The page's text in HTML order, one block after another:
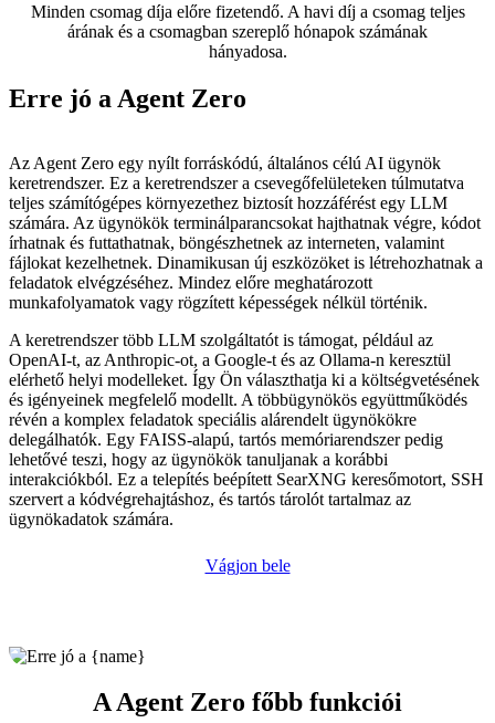
Minden csomag díja előre fizetendő. A havi díj a csomag teljes
árának és a csomagban szereplő hónapok számának
hányadosa.
Erre jó a Agent Zero
Az Agent Zero egy nyílt forráskódú, általános célú AI ügynök
keretrendszer. Ez a keretrendszer a csevegőfelületeken túlmutatva
teljes számítógépes környezethez biztosít hozzáférést egy LLM
számára. Az ügynökök terminálparancsokat hajthatnak végre, kódot
írhatnak és futtathatnak, böngészhetnek az interneten, valamint
fájlokat kezelhetnek. Dinamikusan új eszközöket is létrehozhatnak a
feladatok elvégzéséhez. Mindez előre meghatározott
munkafolyamatok vagy rögzített képességek nélkül történik.
A keretrendszer több LLM szolgáltatót is támogat, például az
OpenAI-t, az Anthropic-ot, a Google-t és az Ollama-n keresztül
elérhető helyi modelleket. Így Ön választhatja ki a költségvetésének
és igényeinek megfelelő modellt. A többügynökös együttműködés
révén a komplex feladatok speciális alárendelt ügynökökre
delegálhatók. Egy FAISS-alapú, tartós memóriarendszer pedig
lehetővé teszi, hogy az ügynökök tanuljanak a korábbi
interakciókból. Ez a telepítés beépített SearXNG keresőmotort, SSH
szervert a kódvégrehajtáshoz, és tartós tárolót tartalmaz az
ügynökadatok számára.
Vágjon bele
A Agent Zero főbb funkciói